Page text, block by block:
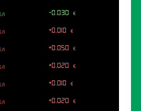
l -0.030 €
l +0.010 €
l +0.050 €
l +0.020 €
l +0.010 €
l +0.020 €